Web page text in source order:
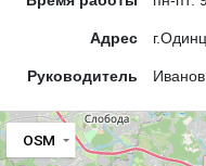
Адрес
Руководитель
OSM